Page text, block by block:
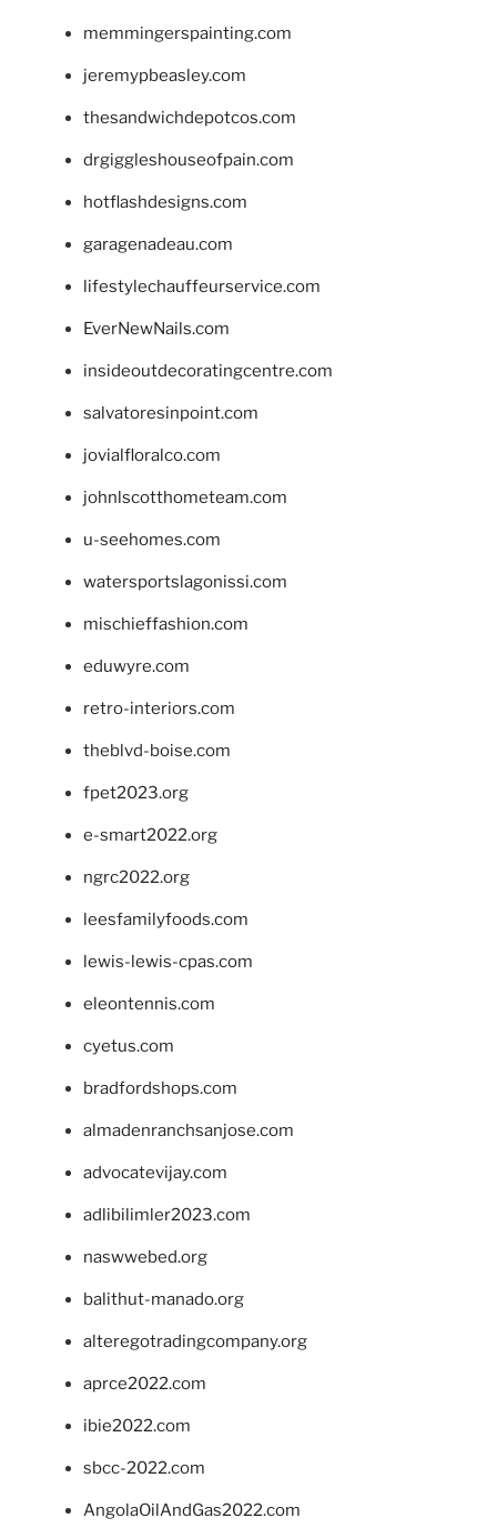
memmingerspainting.com
jeremypbeasley.com
thesandwichdepotcos.com
drgiggleshouseofpain.com
hotflashdesigns.com
garagenadeau.com
lifestylechauffeurservice.com
EverNewNails.com
insideoutdecoratingcentre.com
salvatoresinpoint.com
jovialfloralco.com
johnlscotthometeam.com
u-seehomes.com
watersportslagonissi.com
mischieffashion.com
eduwyre.com
retro-interiors.com
theblvd-boise.com
fpet2023.org
e-smart2022.org
ngrc2022.org
leesfamilyfoods.com
lewis-lewis-cpas.com
eleontennis.com
cyetus.com
bradfordshops.com
almadenranchsanjose.com
advocatevijay.com
adlibilimler2023.com
naswwebed.org
balithut-manado.org
alteregotradingcompany.org
aprce2022.com
ibie2022.com
sbcc-2022.com
AngolaOilAndGas2022.com